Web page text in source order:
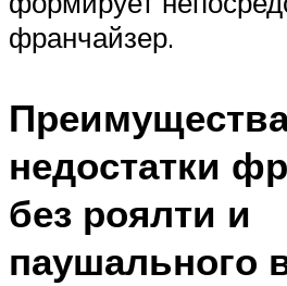
франчайзер.
недостатки
без роялти и
паушального